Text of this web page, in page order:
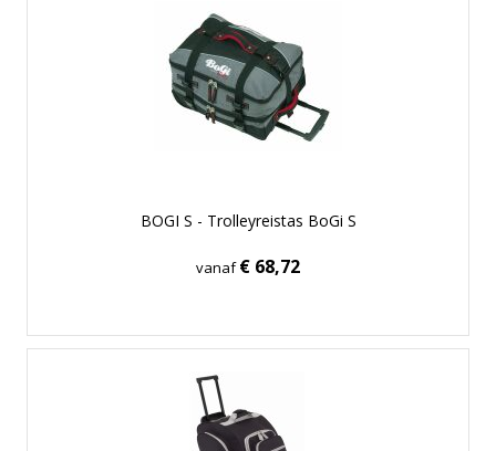
BOGI S - Trolleyreistas BoGi S
vanaf€ 68,72